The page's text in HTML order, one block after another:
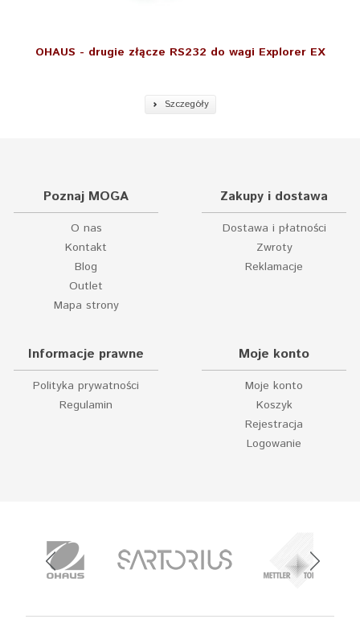
OHAUS - drugie złącze RS232 do wagi Explorer EX
Szczegóły
Poznaj MOGA
O nas
Kontakt
Blog
Outlet
Mapa strony
Zakupy i dostawa
Dostawa i płatności
Zwroty
Reklamacje
Informacje prawne
Polityka prywatności
Regulamin
Moje konto
Moje konto
Koszyk
Rejestracja
Logowanie